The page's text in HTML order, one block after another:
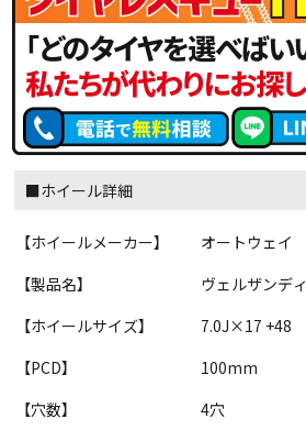
■ホイール詳細
【ホイールメーカー】
オートウェイ
【製品名】
ヴェルザンディ
【ホイールサイズ】
7.0J×17 +48
【PCD】
100mm
【穴数】
4穴